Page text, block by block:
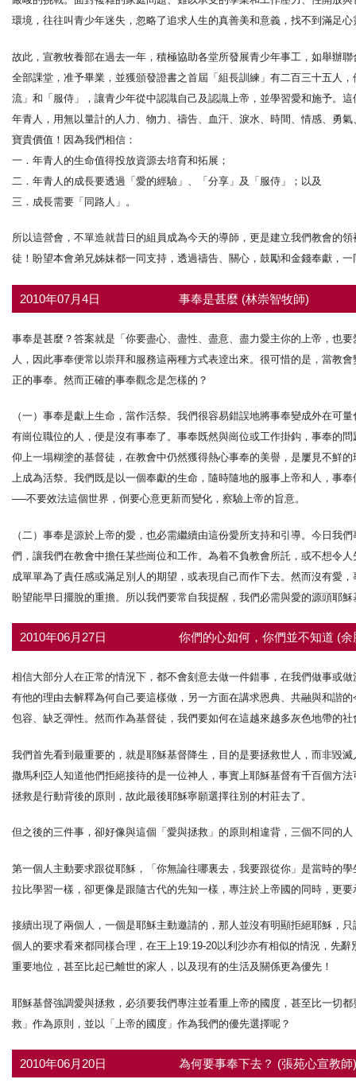
環境，往往叫青少年迷失，忽略了追求人生的真善美和意義，找不到滿足心
故此，宣教牧養部在過去一年，積極協助各堂所發展青少年事工，如舉辦
全部課堂，准予畢業，並獲頒發證書之首屆「組長訓練」有二百三十五人
流」和「服侍」，讓青少年從中認識自己及認識上帝，並學習愛和施予。
年青人，用無以量計的人力、物力、禱告、血汗、淚水、時間、情感、勇
寶貴價值！因為我們相信：
一．年青人的生命值得投放資源去培育和拓展；
二．年青人的成長要透過「愛的經驗」、「分享」及「服侍」；以及
三．成長需要「同路人」。
所以這營會，不單造就昔日的組員成為今天的導師，更是建立我們教會的
徒！盼望本會弟兄姊妹都一同支持，透過禱告、關心，鼓勵和金錢奉獻，
2010年07月4日 事奉是甚麼 (林崇智牧師)
事奉是甚麼？答案就是「你要盡心、盡性、盡意、盡力愛主你的上帝，也
人，因此事奉便常以崇拜和服務這兩種方式表逹出來。很可惜的是，當教
正的事奉。然而正確的事奉觀念是怎樣的？
（一）事奉是獻上生命，當作活祭。我們很容易錯誤地將事奉變成外在可
有崗位職位的人，便是沒有事奉了。事奉既然與崗位或工作掛鈎，事奉的
仰上一塌糊塗的基督徒，在教會中仍然獲得熱心事奉的美譽，是屢見不鮮
上成為活祭。我們既是以一個奉獻的生命，隨時隨地的服事上帝和人，事
──不要效法這個世界，倒要心意更新而變化，察驗上帝的旨意。
（二）事奉是源於上帝的愛，也必需繼續由這份愛所支持和引導。今日我
們，讓我們在教會中擔任某些崗位和工作。為着不負教會所託，或不想令
成單單為了責任感或滿足別人的期望，或表現自己而作下去。然而沒有愛
盼望能早日擺脫的重擔。所以我們要常自我提醒，我們必需與愛的源頭耶
2010年06月27日 你們的心如何，你們並不知道 (
相信大部分人在正常的情況下，都不會刻意去做一件錯事，在我們做事或
有他的理由去解釋為何自己要這樣做，另一方面在講求恩典、共融與和諧
包容、缺乏彈性。然而作為基督徒，我們要如何在這越來越多灰色地帶的
我們首先看到最重要的，就是耶穌基督降生，目的是要拯救世人，而非毀
撒馬利亞人知道他們拒絕接待的是一位神人，事實上耶穌基督有千百個方
拯救是行動背後的原則，故此最後耶穌寧願選擇往別的村莊去了。
但之後的三件事，卻好像與這個「愛與拯救」的原則相違背，三個不同的
第一個人主動要求跟從耶穌，「你無論往哪裏去，我要跟從你」是當時的
拉比學習一樣，卻更像是跟隨古代的先知一樣，專注於上帝國的同時，更
接續出現了兩個人，一個是耶穌主動邀請的，那人並沒有明顯拒絕耶穌，
個人的要求看來都同樣合理，在王上19:19-20以利沙亦有相似的情況，先
重要地位，甚至比起已離世的家人，以及現有的生活及關係更為優先！
耶穌基督強調愛與拯救，必須要我們專注並看重上帝的國度，甚至比一切
救」作為原則，並以「上帝的國度」作為我們的優先選擇呢？
2010年06月20日 為何要事奉下去？ (張苑心宣教